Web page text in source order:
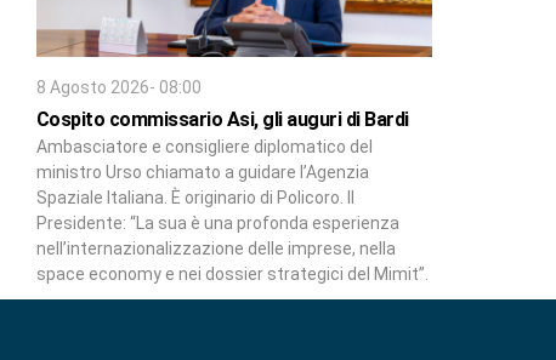
8 Agosto 2026- 08:00
Cospito commissario Asi, gli auguri di Bardi
Ambasciatore e consigliere diplomatico del
ministro Urso chiamato a guidare l’Agenzia
Spaziale Italiana. È originario di Policoro. Il
Presidente: “La sua è una profonda esperienza
nell’internazionalizzazione delle imprese, nella
space economy e nei dossier strategici del Mimit”.